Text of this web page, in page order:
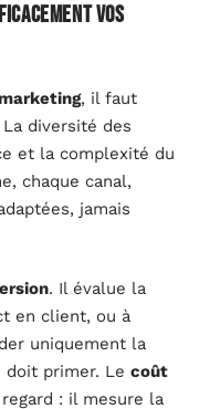
vos
, il faut
La diversité des
et la complexité du
chaque canal,
jamais
. Il évalue la
en client, ou à
uniquement la
primer. Le coût
: il mesure la